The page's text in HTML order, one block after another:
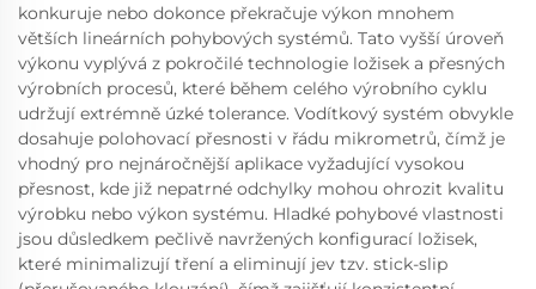
konkuruje nebo dokonce překračuje výkon mnohem
větších lineárních pohybových systémů. Tato vyšší úroveň
výkonu vyplývá z pokročilé technologie ložisek a přesných
výrobních procesů, které během celého výrobního cyklu
udržují extrémně úzké tolerance. Vodítkový systém obvykle
dosahuje polohovací přesnosti v řádu mikrometrů, čímž je
vhodný pro nejnáročnější aplikace vyžadující vysokou
přesnost, kde již nepatrné odchylky mohou ohrozit kvalitu
výrobku nebo výkon systému. Hladké pohybové vlastnosti
jsou důsledkem pečlivě navržených konfigurací ložisek,
které minimalizují tření a eliminují jev tzv. stick-slip